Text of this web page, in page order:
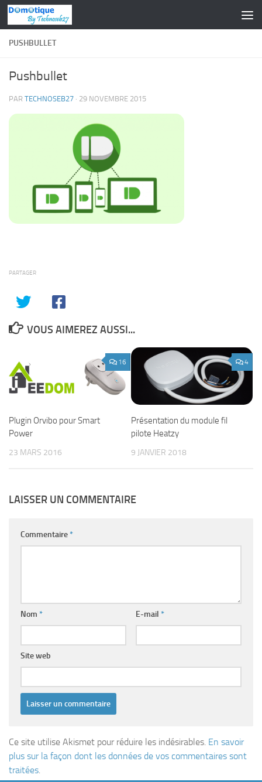
Skip to content
PUSHBULLET
Pushbullet
PAR TECHNOSEB27 · 29 NOVEMBRE 2015
PARTAGER
VOUS AIMEREZ AUSSI...
16
Plugin Orvibo pour Smart
Power
23 MARS 2016
4
Présentation du module fil
pilote Heatzy
9 JANVIER 2018
LAISSER UN COMMENTAIRE
Commentaire*
Nom * E-mail *
Site web
Ce site utilise Akismet pour réduire les indésirables. En savoir
plus sur la façon dont les données de vos commentaires sont
traitées.